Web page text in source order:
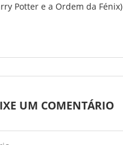
Potter e a Ordem da Fénix)
UM COMENTÁRIO